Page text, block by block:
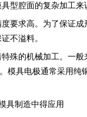
型腔面的复杂加工
要求高。为了保证
不溢料。
殊的机械加工。一
模具电极通常采用
具制造中得应用